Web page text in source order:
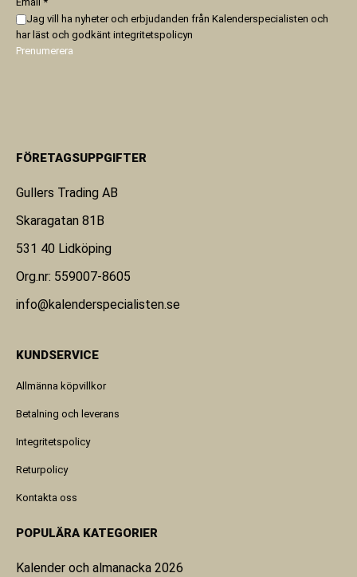
Jag vill ha nyheter och erbjudanden från Kalenderspecialisten och
har läst och godkänt integritetspolicyn
Prenumerera
FÖRETAGSUPPGIFTER
Gullers Trading AB
Skaragatan 81B
531 40 Lidköping
Org.nr: 559007-8605
info@kalenderspecialisten.se
KUNDSERVICE
Allmänna köpvillkor
Betalning och leverans
Integritetspolicy
Returpolicy
Kontakta oss
POPULÄRA KATEGORIER
Kalender och almanacka 2026